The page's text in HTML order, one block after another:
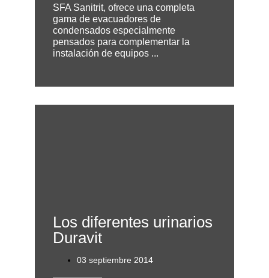
SFA Sanitrit, ofrece una completa
gama de evacuadores de
condensados especialmente
pensados para complementar la
instalación de equipos ...
Los diferentes urinarios
Duravit
03 septiembre 2014